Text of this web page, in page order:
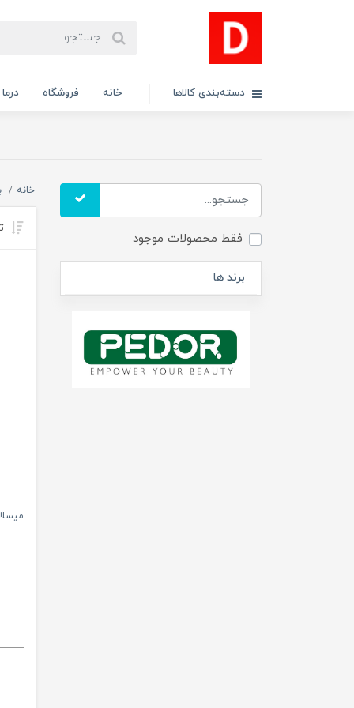
دسته‌بندی کالاها خانه فروشگاه
فقط محصولات موجود
برند ها
خانه